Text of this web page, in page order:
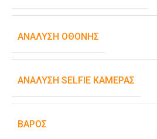
ΑΝΆΛΥΣΗ ΟΘΌΝΗΣ
ΑΝΆΛΥΣΗ SELFIE ΚΆΜΕΡΑΣ
ΒΆΡΟΣ